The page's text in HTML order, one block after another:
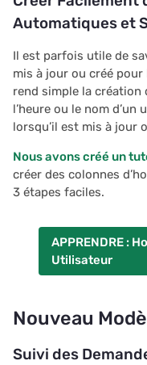
Automatiques et
Il est parfois utile de
mis à jour ou créé
rend simple la
l’heure ou le nom
lorsqu’il est mis à jour
Nous avons créé un
créer des colonnes
3 étapes faciles.
APPRENDRE :
Utilisateur
Nouveau
Suivi des